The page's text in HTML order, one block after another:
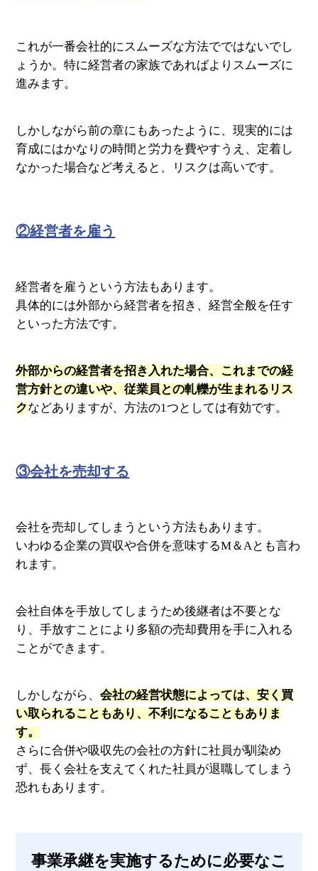
これが一番会社的にスムーズな方法でではないでし
ょうか。特に経営者の家族であればよりスムーズに
進みます。
しかしながら前の章にもあったように、現実的には
育成にはかなりの時間と労力を費やすうえ、定着し
なかった場合など考えると、リスクは高いです。
②経営者を雇う
経営者を雇うという方法もあります。
具体的には外部から経営者を招き、経営全般を任す
といった方法です。
外部からの経営者を招き入れた場合、これまでの経
営方針との違いや、従業員との軋轢が生まれるリス
クなどありますが、方法の1つとしては有効です。
③会社を売却する
会社を売却してしまうという方法もあります。
いわゆる企業の買収や合併を意味するM＆Aとも言わ
れます。
会社自体を手放してしまうため後継者は不要とな
り、手放すことにより多額の売却費用を手に入れる
ことができます。
しかしながら、会社の経営状態によっては、安く買
い取られることもあり、不利になることもありま
す。
さらに合併や吸収先の会社の方針に社員が馴染め
ず、長く会社を支えてくれた社員が退職してしまう
恐れもあります。
事業承継を実施するために必要なこ